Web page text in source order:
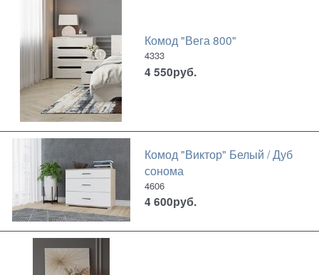
Комод "Вега 800"
4333
4 550руб.
Комод "Виктор" Белый / Дуб
сонома
4606
4 600руб.